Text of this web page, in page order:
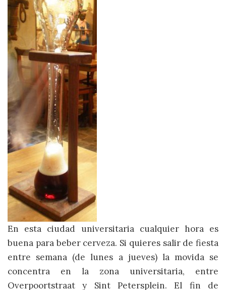
En esta ciudad universitaria cualquier hora es
buena para beber cerveza. Si quieres salir de fiesta
entre semana (de lunes a jueves) la movida se
concentra en la zona universitaria, entre
Overpoortstraat y Sint Petersplein. El fin de